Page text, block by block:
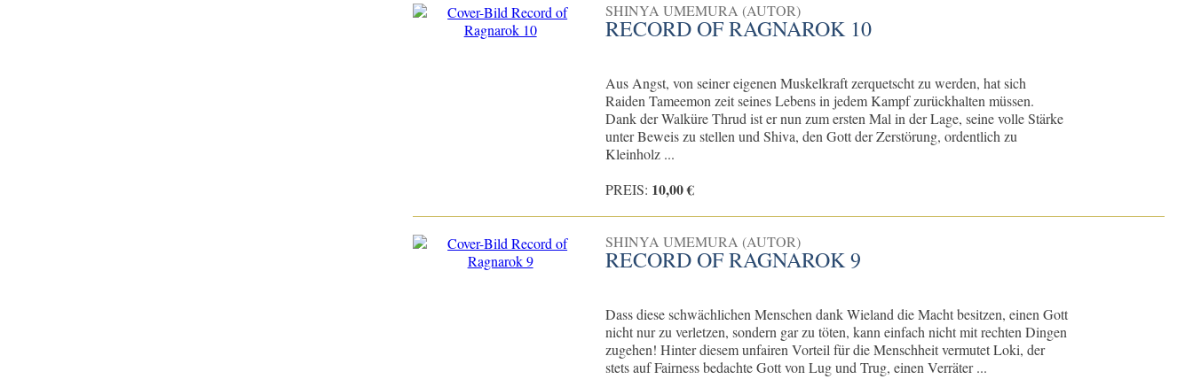
SHINYA UMEMURA (AUTOR)
RECORD OF RAGNAROK 10
Aus Angst, von seiner eigenen Muskelkraft zerquetscht zu werden, hat sich
Raiden Tameemon zeit seines Lebens in jedem Kampf zurückhalten müssen.
Dank der Walküre Thrud ist er nun zum ersten Mal in der Lage, seine volle Stärke
unter Beweis zu stellen und Shiva, den Gott der Zerstörung, ordentlich zu
Kleinholz ...
PREIS: 10,00 €
SHINYA UMEMURA (AUTOR)
RECORD OF RAGNAROK 9
Dass diese schwächlichen Menschen dank Wieland die Macht besitzen, einen Gott
nicht nur zu verletzen, sondern gar zu töten, kann einfach nicht mit rechten Dingen
zugehen! Hinter diesem unfairen Vorteil für die Menschheit vermutet Loki, der
stets auf Fairness bedachte Gott von Lug und Trug, einen Verräter ...